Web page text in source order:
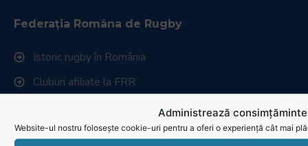
Administrează
Website-ul nostru folosește cookie-uri pentru a oferi o experiență cât mai
Federația Româna de Rugby
Istoric rugby în România
Cluburi afiliate la FRR
Stadionul național de rugby
Conducere, comisii și departamente